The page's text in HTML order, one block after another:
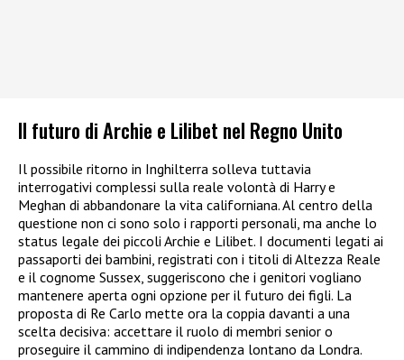
Il futuro di Archie e Lilibet nel Regno Unito
Il possibile ritorno in Inghilterra solleva tuttavia
interrogativi complessi sulla reale volontà di Harry e
Meghan di abbandonare la vita californiana. Al centro della
questione non ci sono solo i rapporti personali, ma anche lo
status legale dei piccoli Archie e Lilibet. I documenti legati ai
passaporti dei bambini, registrati con i titoli di Altezza Reale
e il cognome Sussex, suggeriscono che i genitori vogliano
mantenere aperta ogni opzione per il futuro dei figli. La
proposta di Re Carlo mette ora la coppia davanti a una
scelta decisiva: accettare il ruolo di membri senior o
proseguire il cammino di indipendenza lontano da Londra.